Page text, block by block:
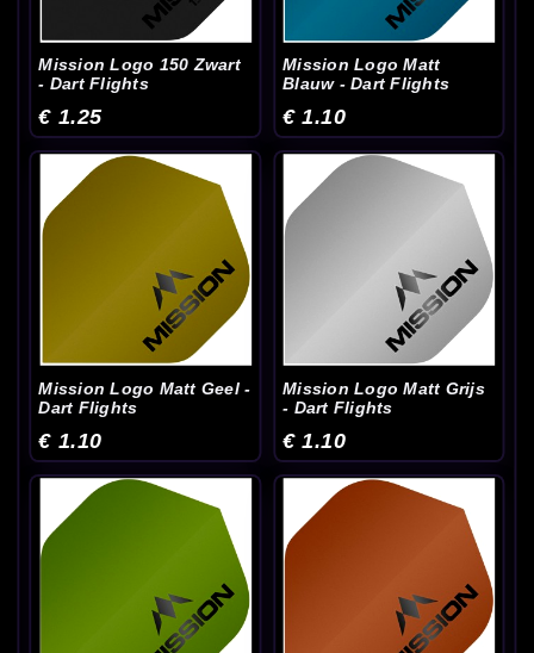
Mission Logo 150 Zwart
- Dart Flights
€ 1.25
Mission Logo Matt
Blauw - Dart Flights
€ 1.10
Mission Logo Matt Geel -
Dart Flights
€ 1.10
Mission Logo Matt Grijs
- Dart Flights
€ 1.10